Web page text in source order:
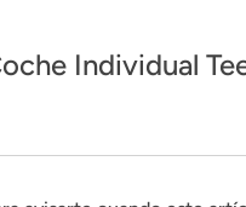
Individual